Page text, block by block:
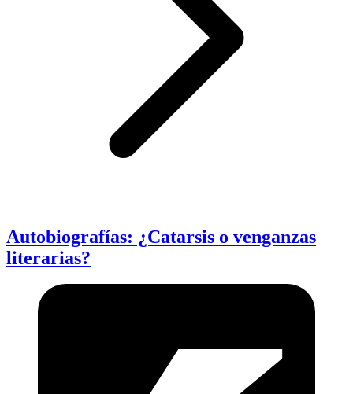
Autobiografías: ¿Catarsis o venganzas
literarias?